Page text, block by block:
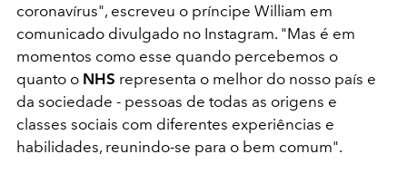
coronavírus", escreveu o príncipe William em
comunicado divulgado no Instagram. "Mas é em
momentos como esse quando percebemos o
quanto o NHS representa o melhor do nosso país e
da sociedade - pessoas de todas as origens e
classes sociais com diferentes experiências e
habilidades, reunindo-se para o bem comum".